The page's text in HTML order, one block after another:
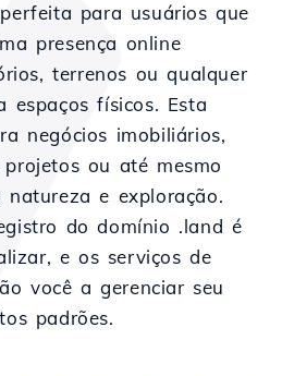
para usuários que
presença online
terrenos ou qualquer
espaços físicos. Esta
negócios imobiliários,
ou até mesmo
e exploração.
do domínio .land é
e os serviços de
você a gerenciar seu
padrões.